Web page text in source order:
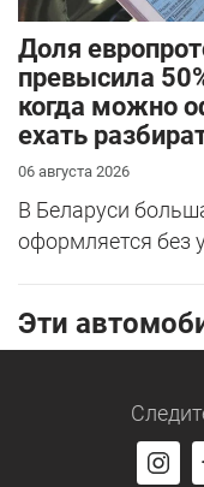
Доля
превысила
когда можно
ехать
06 августа 2026
В Беларуси
оформляется без
Эти